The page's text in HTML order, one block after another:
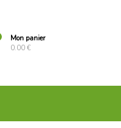
Mon panier
0.00 €